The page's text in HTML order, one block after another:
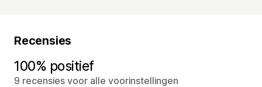
Recensies
100% positief
9 recensies voor alle voorinstellingen